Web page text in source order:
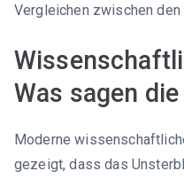
Vergleichen zwischen
Was sagen
Moderne
gezeigt, dass das